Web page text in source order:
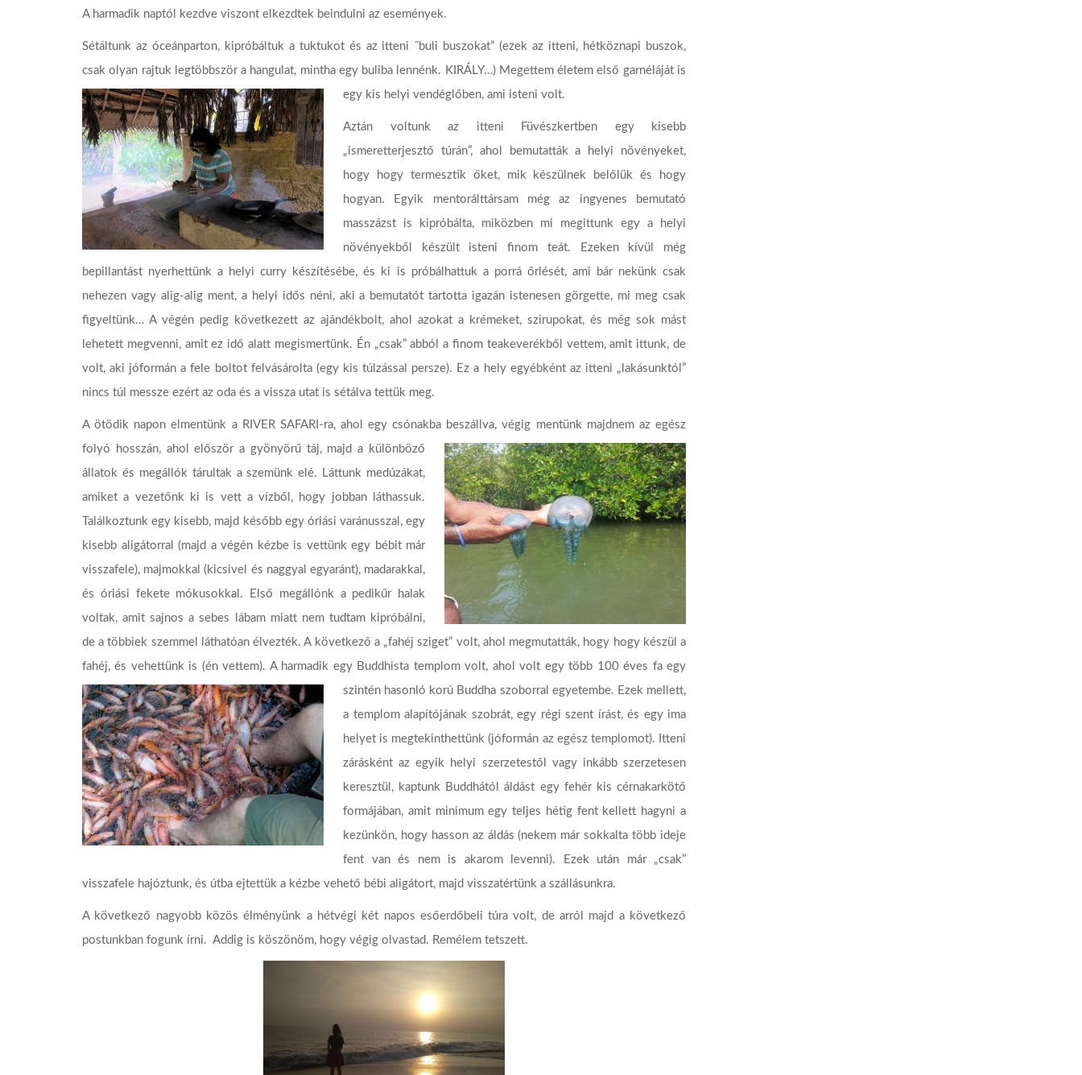
A harmadik naptól kezdve viszont elkezdtek beindulni az események.
Sétáltunk az óceánparton, kipróbáltuk a tuktukot és az itteni ˝buli buszokat” (ezek az itteni, hétköznapi buszok,
csak olyan rajtuk legtöbbször a hangulat, mintha egy buliba lennénk. KIRÁLY…) Megettem életem első garnéláját is
egy kis helyi vendéglőben, ami isteni volt.
Aztán voltunk az itteni Füvészkertben egy kisebb
„ismeretterjesztő túrán”, ahol bemutatták a helyi növényeket,
hogy hogy termesztik őket, mik készülnek belőlük és hogy
hogyan. Egyik mentorálttársam még az ingyenes bemutató
masszázst is kipróbálta, miközben mi megittunk egy a helyi
növényekből készült isteni finom teát. Ezeken kívül még
bepillantást nyerhettünk a helyi curry készítésébe, és ki is próbálhattuk a porrá őrlését, ami bár nekünk csak
nehezen vagy alig-alig ment, a helyi idős néni, aki a bemutatót tartotta igazán istenesen görgette, mi meg csak
figyeltünk… A végén pedig következett az ajándékbolt, ahol azokat a krémeket, szirupokat, és még sok mást
lehetett megvenni, amit ez idő alatt megismertünk. Én „csak” abból a finom teakeverékből vettem, amit ittunk, de
volt, aki jóformán a fele boltot felvásárolta (egy kis túlzással persze). Ez a hely egyébként az itteni „lakásunktól”
nincs túl messze ezért az oda és a vissza utat is sétálva tettük meg.
A ötödik napon elmentünk a RIVER SAFARI-ra, ahol egy csónakba beszállva, végig mentünk majdnem az egész
folyó hosszán, ahol először a gyönyörű táj, majd a különböző
állatok és megállók tárultak a szemünk elé. Láttunk medúzákat,
amiket a vezetőnk ki is vett a vízből, hogy jobban láthassuk.
Találkoztunk egy kisebb, majd később egy óriási varánusszal, egy
kisebb aligátorral (majd a végén kézbe is vettünk egy bébit már
visszafele), majmokkal (kicsivel és naggyal egyaránt), madarakkal,
és óriási fekete mókusokkal. Első megállónk a pedikűr halak
voltak, amit sajnos a sebes lábam miatt nem tudtam kipróbálni,
de a többiek szemmel láthatóan élvezték. A következő a „fahéj sziget” volt, ahol megmutatták, hogy hogy készül a
fahéj, és vehettünk is (én vettem). A harmadik egy Buddhista templom volt, ahol volt egytöbb 100 éves fa egy
szintén hasonló korú Buddha szoborral egyetembe. Ezek mellett,
a templom alapítójának szobrát, egy régi szent írást, és egy ima
helyet is megtekinthettünk (jóformán az egész templomot). Itteni
zárásként az egyik helyi szerzetestől vagy inkább szerzetesen
keresztül, kaptunk Buddhától áldást egy fehér kis cérnakarkötő
formájában, amit minimum egy teljes hétig fent kellett hagyni a
kezünkön, hogy hasson az áldás (nekem már sokkalta több ideje
fent van és nem is akarom levenni). Ezek után már „csak”
visszafele hajóztunk, és útba ejtettük a kézbe vehető bébi aligátort, majd visszatértünk a szállásunkra.
A következő nagyobb közös élményünk a hétvégi két napos esőerdőbeli túra volt, de arról majd a következő
postunkban fogunk írni. Addig is köszönöm, hogy végig olvastad. Remélem tetszett.